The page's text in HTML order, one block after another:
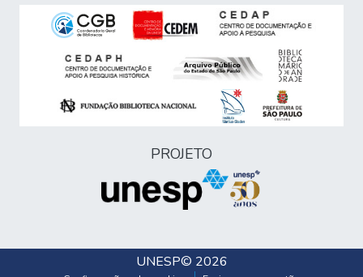
PROJETO
UNESP© 2026